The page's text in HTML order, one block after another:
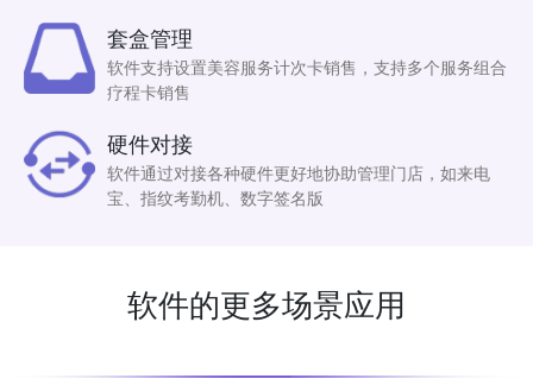
套盒管理
软件支持设置美容服务计次卡销售，支持多个服务组合
疗程卡销售
硬件对接
软件通过对接各种硬件更好地协助管理门店，如来电
宝、指纹考勤机、数字签名版
软件的更多场景应用